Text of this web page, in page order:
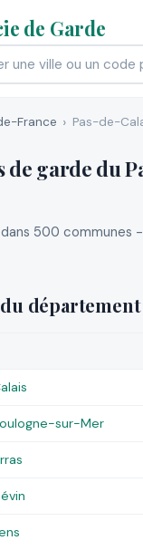
de Garde
France Pas-de-
de garde du
500 communes
département
sur-Mer